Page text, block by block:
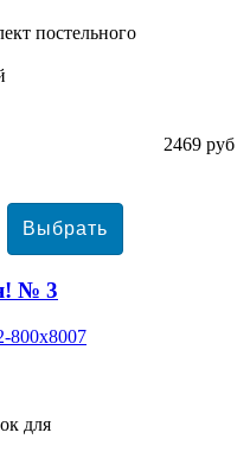
постельного
2469 руб
№ 3
для